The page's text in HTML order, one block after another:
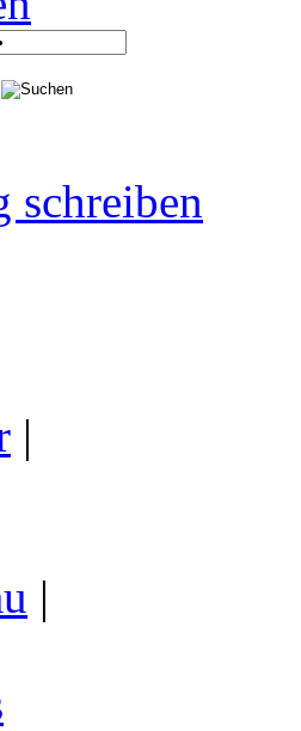
schreiben
|
|